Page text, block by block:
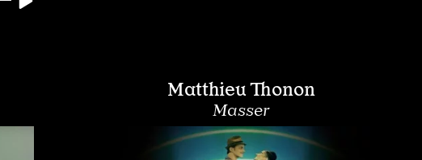
Matthieu Thonon
Masser